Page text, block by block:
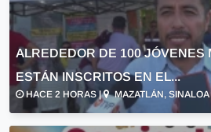
ALREDEDOR DE 100 JÓVENES
ESTÁN INSCRITOS EN EL...
HACE 2 HORAS | MAZATLÁN, SINALOA